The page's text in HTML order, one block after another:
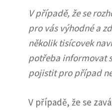
V případě, že se
pro vás výhodné a
několik tisícovek
potřeba informovat
pojistit pro případ
V případě, že se